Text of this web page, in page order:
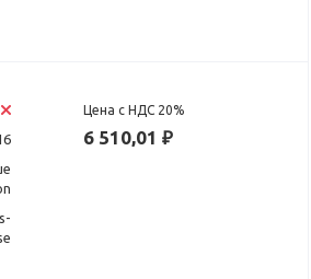
Цена с НДС 20%
6 510,01 ₽